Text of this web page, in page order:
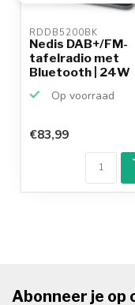
RDDB5200BK
Nedis DAB+/FM-
tafelradio met
Bluetooth | 24W
Op voorraad
€83,99
Abonneer je op